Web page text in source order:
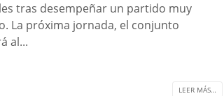
tras desempeñar un partido muy
La próxima jornada, el conjunto
al...
LEER MÁS…